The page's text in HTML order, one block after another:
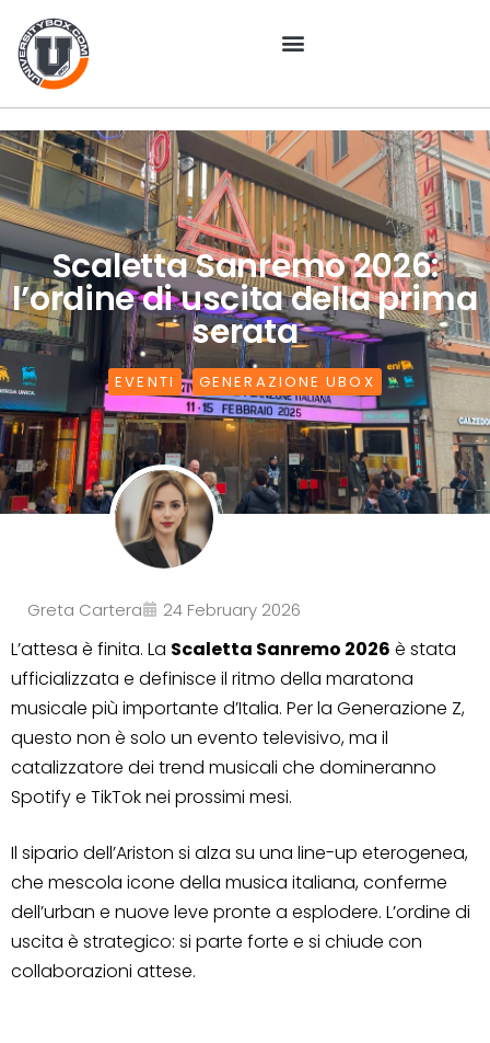
Scaletta Sanremo 2026:
l’ordine di uscita della prima
serata
EVENTI , GENERAZIONE UBOX
Greta Cartera 24 February 2026
L’attesa è finita. La Scaletta Sanremo 2026 è stata
ufficializzata e definisce il ritmo della maratona
musicale più importante d’Italia. Per la Generazione Z,
questo non è solo un evento televisivo, ma il
catalizzatore dei trend musicali che domineranno
Spotify e TikTok nei prossimi mesi.
Il sipario dell’Ariston si alza su una line-up eterogenea,
che mescola icone della musica italiana, conferme
dell’urban e nuove leve pronte a esplodere. L’ordine di
uscita è strategico: si parte forte e si chiude con
collaborazioni attese.